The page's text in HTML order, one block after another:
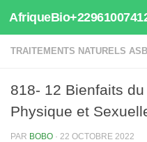
Au dessous du contenu
TRAITEMENTS NATURELS ASB
818- 12 Bienfaits
Physique et
PAR BOBO · 22 OCTOBRE 2022